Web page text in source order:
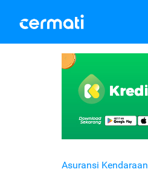
Asuransi Kendaraan